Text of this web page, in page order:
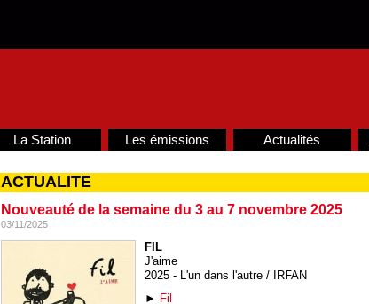
La Station Les émissions Actualités
ACTUALITE
Nouveauté de la semaine du 3 au 7 novembre 2025
03/11/2025
FIL
J'aime
2025 - L'un dans l'autre / IRFAN
► Fil